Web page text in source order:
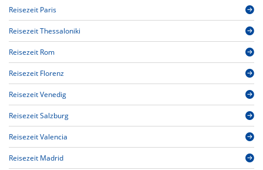
Reisezeit Paris
Reisezeit Thessaloniki
Reisezeit Rom
Reisezeit Florenz
Reisezeit Venedig
Reisezeit Salzburg
Reisezeit Valencia
Reisezeit Madrid